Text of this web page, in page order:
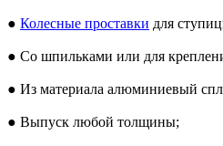
● Колесные проставки для
● Со шпильками или для
● Из материала алюминиевый
● Выпуск любой толщины;